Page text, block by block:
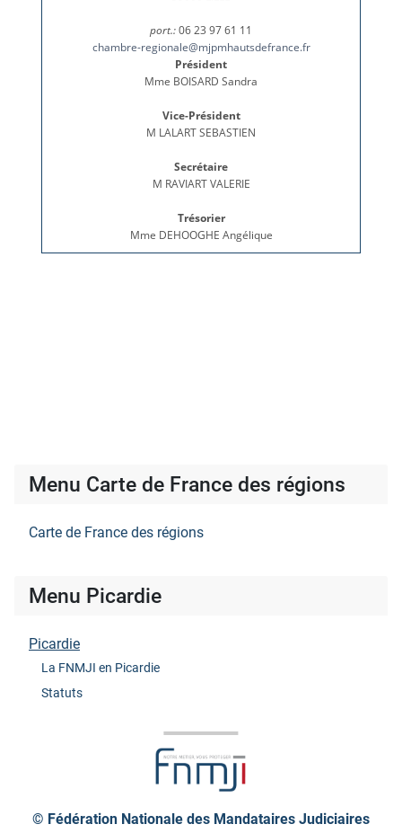
Menu Carte de France des régions
Carte de France des régions
Menu Picardie
Picardie
La FNMJI en Picardie
Statuts
© Fédération Nationale des Mandataires Judiciaires